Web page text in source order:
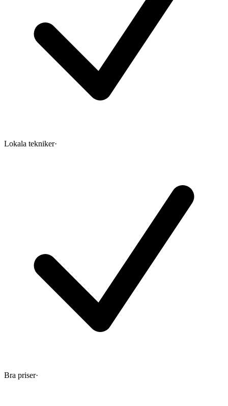
Lokala tekniker·
Bra priser·